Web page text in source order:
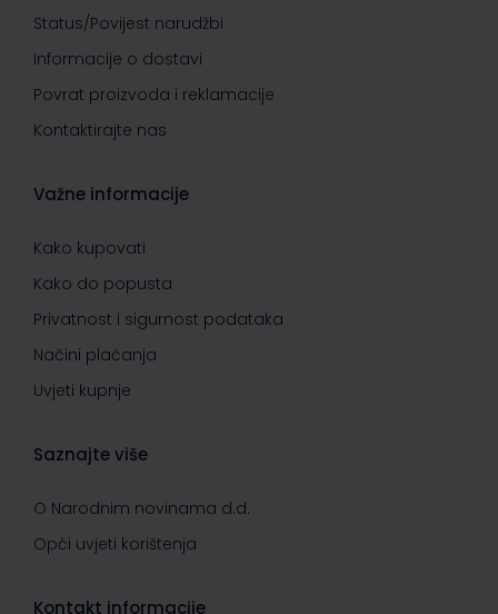
Status/Povijest narudžbi
Informacije o dostavi
Povrat proizvoda i reklamacije
Kontaktirajte nas
Važne informacije
Kako kupovati
Kako do popusta
Privatnost i sigurnost podataka
Načini plaćanja
Uvjeti kupnje
Saznajte više
O Narodnim novinama d.d.
Opći uvjeti korištenja
Kontakt informacije